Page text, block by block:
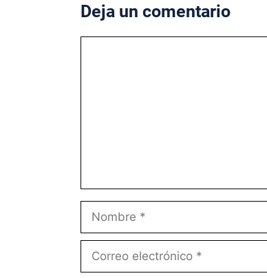
Deja un comentario
Nombre
Correo